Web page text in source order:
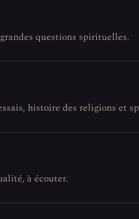
questions spirituelles.
histoire des religions et
à écouter.